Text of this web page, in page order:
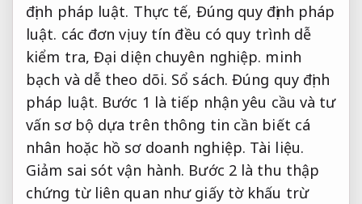
định pháp luật. Thực tế, Đúng quy định pháp
luật. các đơn vị uy tín đều có quy trình dễ
kiểm tra, Đại diện chuyên nghiệp. minh
bạch và dễ theo dõi. Sổ sách. Đúng quy định
pháp luật. Bước 1 là tiếp nhận yêu cầu và tư
vấn sơ bộ dựa trên thông tin cần biết cá
nhân hoặc hồ sơ doanh nghiệp. Tài liệu.
Giảm sai sót vận hành. Bước 2 là thu thập
chứng từ liên quan như giấy tờ khấu trừ